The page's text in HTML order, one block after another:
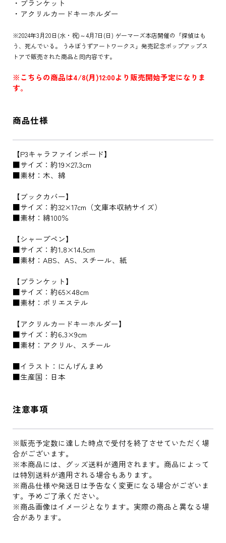
・ブランケット
・アクリルカードキーホルダー
※2024年3月20日(水・祝)～4月7日(日) ゲーマーズ本店開催の「探偵はも
う、死んでいる。 うみぼうずアートワークス」発売記念ポップアップス
トアで販売された商品と同内容です。
※こちらの商品は4/8(月)12:00より販売開始予定になりま
す。
商品仕様
【P3キャラファインボード】
■サイズ：約19×27.3cm
■素材：木、綿
【ブックカバー】
■サイズ：約32×17cm（文庫本収納サイズ）
■素材：綿100％
【シャープペン】
■サイズ：約1.8×14.5cm
■素材：ABS、AS、スチール、紙
【ブランケット】
■サイズ：約65×48cm
■素材：ポリエステル
【アクリルカードキーホルダー】
■サイズ：約6.3×9cm
■素材：アクリル、スチール
■イラスト：にんげんまめ
■生産国：日本
注意事項
※販売予定数に達した時点で受付を終了させていただく場
合がございます。
※本商品には、グッズ送料が適用されます。商品によって
は特別送料が適用される場合もあります。
※商品仕様や発送日は予告なく変更になる場合がございま
す。予めご了承ください。
※商品画像はイメージとなります。実際の商品と異なる場
合があります。